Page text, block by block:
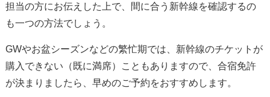
担当の方にお伝えした上で、間に合う新幹線を確認するの
も一つの方法でしょう。
GWやお盆シーズンなどの繁忙期では、新幹線のチケットが
購入できない（既に満席）こともありますので、合宿免許
が決まりましたら、早めのご予約をおすすめします。